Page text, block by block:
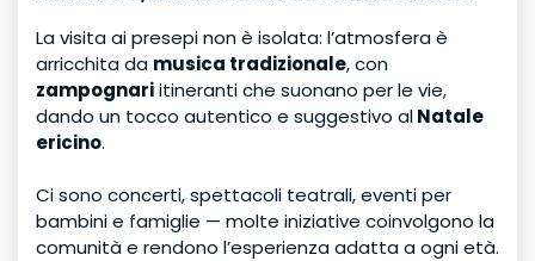
La visita ai presepi non è isolata: l’atmosfera è
arricchita da musica tradizionale, con
zampognariitineranti che suonano per le vie,
dando un tocco autentico e suggestivo alNatale
ericino.
Ci sono concerti, spettacoli teatrali, eventi per
bambini e famiglie — molte iniziative coinvolgono la
comunità e rendono l’esperienza adatta a ogni età.